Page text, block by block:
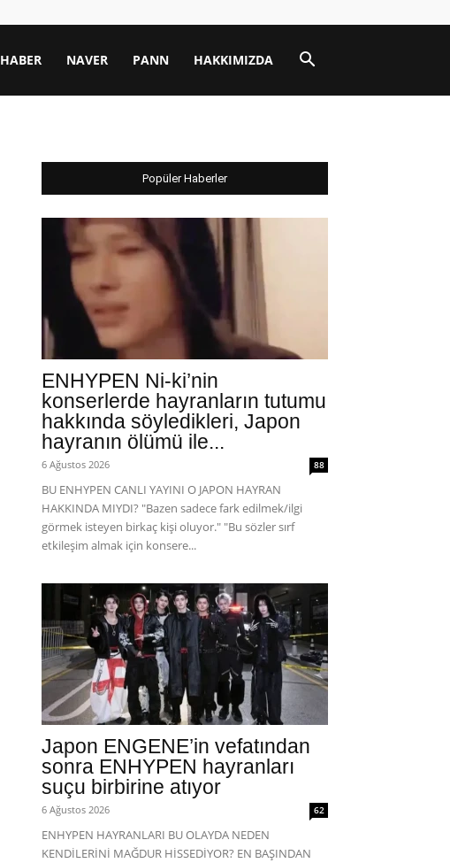
HABER NAVER PANN HAKKIMIZDA
Popüler Haberler
ENHYPEN Ni-ki’nin
konserlerde hayranların tutumu
hakkında söyledikleri, Japon
hayranın ölümü ile...
6 Ağustos 2026 88
BU ENHYPEN CANLI YAYINI O JAPON HAYRAN
HAKKINDA MIYDI? "Bazen sadece fark edilmek/ilgi
görmek isteyen birkaç kişi oluyor." "Bu sözler sırf
etkileşim almak için konsere...
Japon ENGENE’in vefatından
sonra ENHYPEN hayranları
suçu birbirine atıyor
6 Ağustos 2026 62
ENHYPEN HAYRANLARI BU OLAYDA NEDEN
KENDİLERİNİ MAĞDUR HİSSEDİYOR? EN BAŞINDAN